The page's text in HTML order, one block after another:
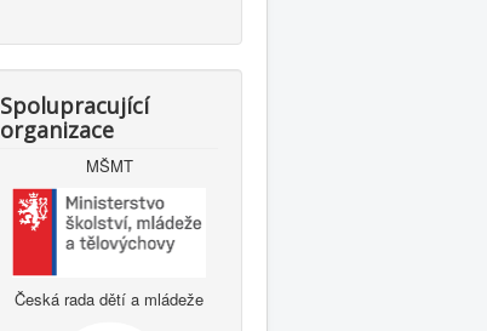
Spolupracující
organizace
MŠMT
Česká rada dětí a mládeže